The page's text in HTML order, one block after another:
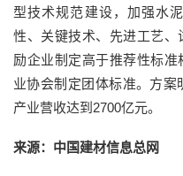
型技术规范建设，加强水
性、关键技术、先进工艺
励企业制定高于推荐性标
业协会制定团体标准。方案
产业营收达到2700亿元。
来源：中国建材信息总网